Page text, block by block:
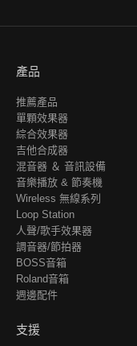
產品
推薦產品
單顆效果器
綜合效果器
吉他合成器
混音器 ＆ 音訊設備
音樂播放 & 節奏機
Wireless 無線系列
Loop Station
人聲/歌手效果器
調音器/節拍器
BOSS音箱
Roland音箱
週邊配件
支援